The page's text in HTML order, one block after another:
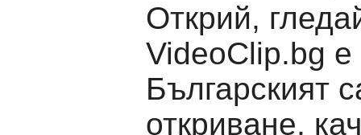
Открий,
VideoClip.bg е
Българският
откриване,